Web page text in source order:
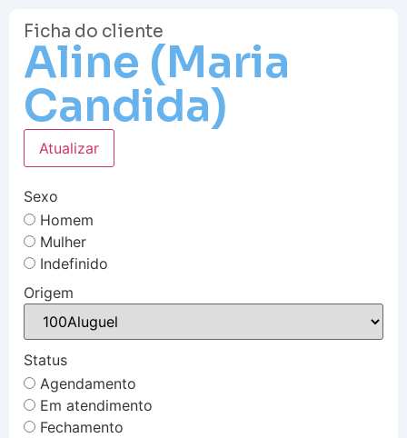
Ficha do cliente
Aline (Maria
Candida)
Atualizar
Sexo
Homem
Mulher
Indefinido
Origem
Status
Agendamento
Em atendimento
Fechamento